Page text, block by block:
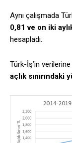
Aynı çalışmada
0,81 ve on iki
hesapladı.
Türk-İş’in verilerine
açlık